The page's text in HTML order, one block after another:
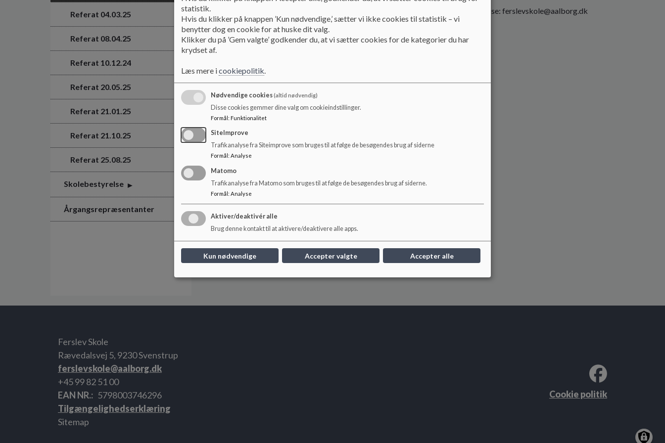
Referat 04.03.25
Referat 08.04.25
Referat 10.12.24
Referat 20.05.25
Referat 21.01.25
Referat 21.10.25
Referat 25.08.25
Skolebestyrelse
Årgangsrepræsentanter
Ønsker man ældre referater tilsendt, kan man skrive til skolens mailadresse: ferslevskole@aalborg.dk
Ferslev Skole
Rævedalsvej 5, 9230 Svenstrup
ferslevskole@aalborg.dk
+45 99 82 51 00
EAN NR.
5798003746296
Tilgængelighedserklæring
Sitemap
Cookie politik
statistik.
Hvis du klikker på knappen ’Kun nødvendige,’ sætter vi ikke cookies til statistik – vi
benytter dog en cookie for at huske dit valg.
Klikker du på ’Gem valgte’ godkender du, at vi sætter cookies for de kategorier du har
krydset af.
Læs mere icookiepolitik.
Nødvendige cookies(altid nødvendig)
Disse cookies gemmer dine valg om cookieindstillinger.
Formål: Funktionalitet
SiteImprove
Trafikanalyse fra Siteimprove som bruges til at følge de besøgendes brug af siderne
Formål : Analyse
Matomo
Trafikanalyse fra Matomo som bruges til at følge de besøgendes brug af siderne.
Formål : Analyse
Aktiver/deaktivér alle
Brug denne kontakt til at aktivere/deaktivere alle apps.
Kun nødvendige Accepter valgte Accepter alle